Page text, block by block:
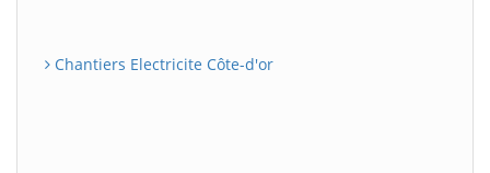
Chantiers Electricite Côte-d'or